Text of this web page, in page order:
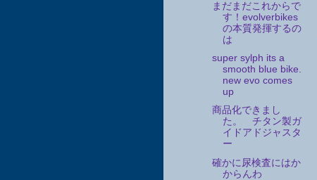
まだまだこれからで
す！evolverbikes
の本質発揮するの
は
super sylph its a
smooth blue bike.
new evo comes
up
商品化できまし
た。 チタン製ガ
イドアドジャスタ
ー
確かに尿検査にはか
からんわ